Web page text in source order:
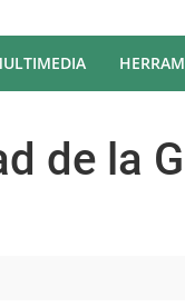
de la